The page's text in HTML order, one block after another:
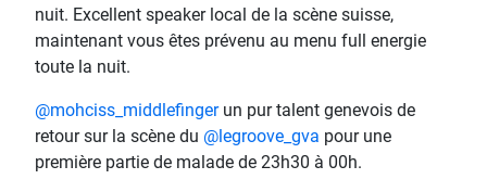
nuit. Excellent speaker local de la scène suisse,
maintenant vous êtes prévenu au menu full energie
toute la nuit.
@mohciss_middlefingerun pur talent genevois de
retour sur la scène du @legroove_gva pour une
première partie de malade de 23h30 à 00h.